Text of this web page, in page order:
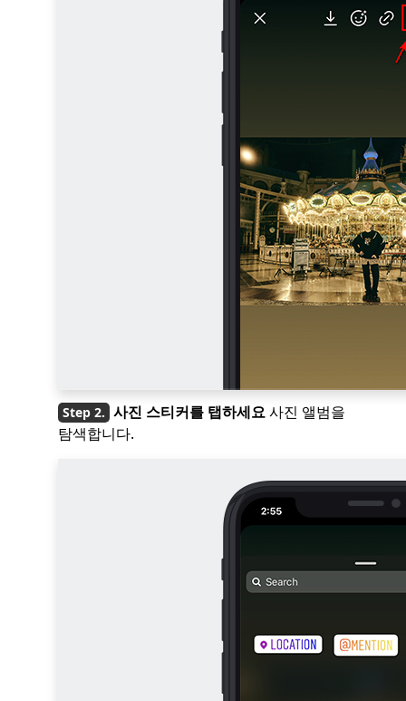
사진 스티커를 탭하세요사진 앨범을
탐색합니다.